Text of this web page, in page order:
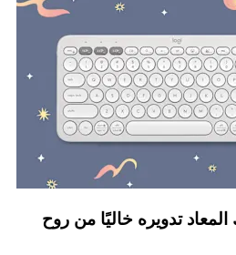
المعاد تدويره خاليًا من روح